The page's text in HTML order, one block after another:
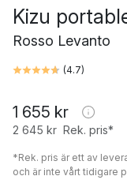
Kizu
Rosso Levanto
(4.7)
1 655 kr
2 645 kr Rek. pris*
*Rek. pris är ett av
och är inte vårt tidigare